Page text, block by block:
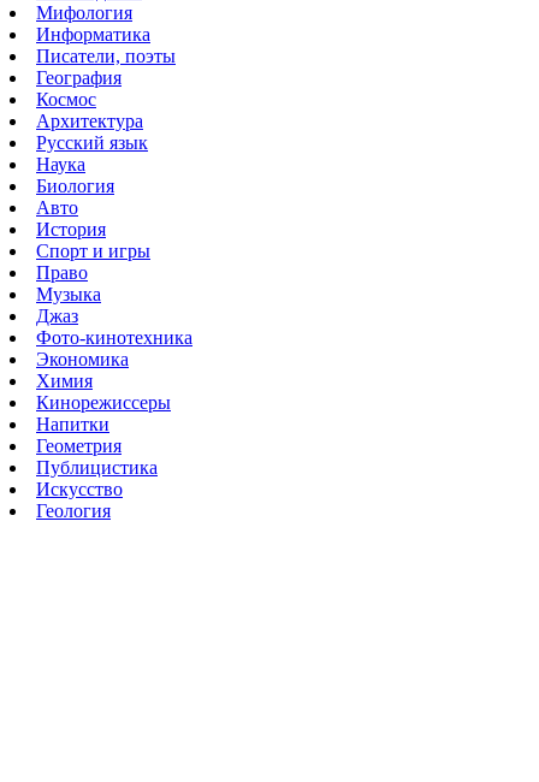
Мифология
Информатика
Писатели, поэты
География
Космос
Архитектура
Русский язык
Наука
Биология
Авто
История
Спорт и игры
Право
Музыка
Джаз
Фото-кинотехника
Экономика
Химия
Кинорежиссеры
Напитки
Геометрия
Публицистика
Искусство
Геология